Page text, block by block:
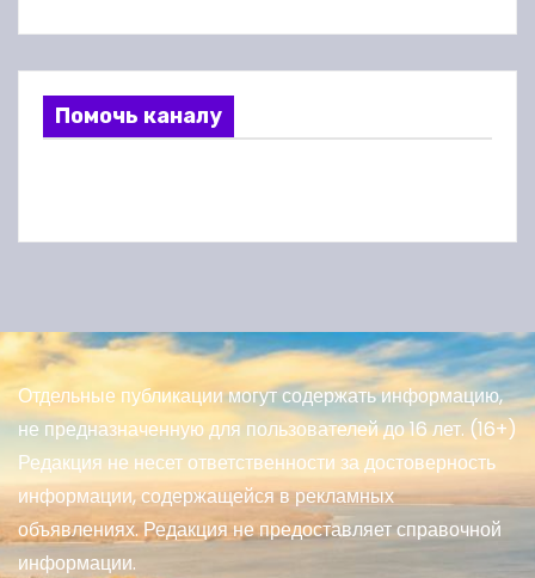
Помочь каналу
Отдельные публикации могут содержать информацию,
не предназначенную для пользователей до 16 лет. (16+)
Редакция не несет ответственности за достоверность
информации, содержащейся в рекламных
объявлениях. Редакция не предоставляет справочной
информации.